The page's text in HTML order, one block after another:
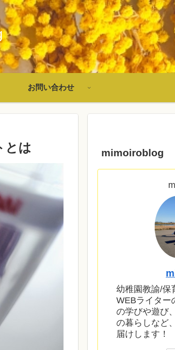
お問い合わせ
とは mimoiroblog
幼稚園教諭/保
WEBライター
の学びや遊び
の暮らしなど
届けします！